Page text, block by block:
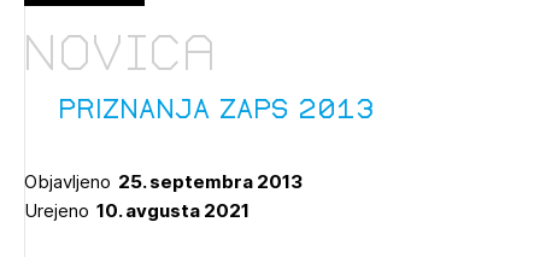
Praksa
1/1
Pozdravljeni
Prijavite se s svojim ZAPS uporabniškim imenom in geslom.
PRIZNANJA ZAPS 2013
Novica
Objavljeno 25. septembra 2013
Urejeno 10. avgusta 2021
1/2
Prijava na novičnik
Ostanite na tekočem z novicami in se naročite na
Novičnike. Označite svojo izbiro.